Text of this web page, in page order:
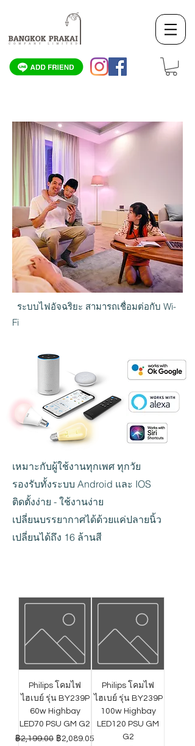
ระบบไฟอัจฉริยะ สามารถเชื่อมต่อกับ Wi-
Fi
เหมาะกับผู้ใช้งานทุกเพศ ทุกวัย
รองรับทั้งระบบ Android และ IOS
ติดตั้งง่าย - ใช้งานง่าย
เปลี่ยนบรรยากาศได้ด้วยแค่ปลายนิ้ว
เปลี่ยนได้ถึง 16 ล้านสี
Philips โคมไฟ
ไฮเบย์ รุ่น BY239P
60w Highbay
LED70 PSU GM G2
ราคาปกติ
฿2,199.00 ราคาขายลด
฿2,089.05
Philips โคมไฟ
ไฮเบย์ รุ่น BY239P
100w Highbay
LED120 PSU GM
G2